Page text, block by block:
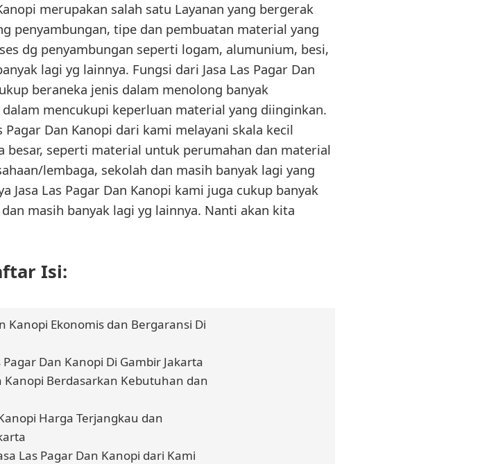
merupakan salah satu Layanan yang bergerak
penyambungan, tipe dan pembuatan material yang
dg penyambungan seperti logam, alumunium, besi,
lagi yg lainnya. Fungsi dari Jasa Las Pagar Dan
beraneka jenis dalam menolong banyak
mencukupi keperluan material yang diinginkan.
Pagar Dan Kanopi dari kami melayani skala kecil
besar, seperti material untuk perumahan dan material
lembaga, sekolah dan masih banyak lagi yang
Jasa Las Pagar Dan Kanopi kami juga cukup banyak
masih banyak lagi yg lainnya. Nanti akan kita
Isi:
Kanopi Ekonomis dan Bergaransi Di
Dan Kanopi Di Gambir Jakarta
Kanopi Berdasarkan Kebutuhan dan
Harga Terjangkau dan
Las Pagar Dan Kanopi dari Kami